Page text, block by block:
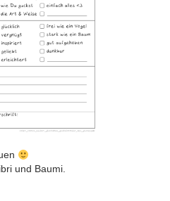
und Baumi.